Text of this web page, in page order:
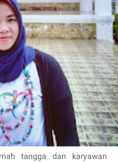
tangga dan karyawan